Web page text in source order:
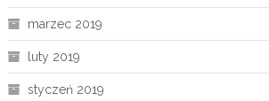
marzec 2019
luty 2019
styczeń 2019